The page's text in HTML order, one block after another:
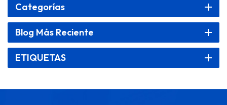
Categorías
Blog Más Reciente
ETIQUETAS